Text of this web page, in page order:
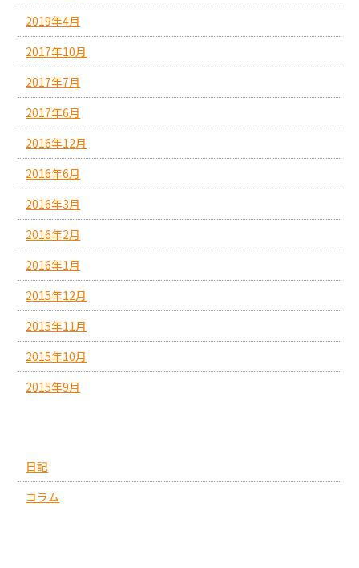
2019年4月
2017年10月
2017年7月
2017年6月
2016年12月
2016年6月
2016年3月
2016年2月
2016年1月
2015年12月
2015年11月
2015年10月
2015年9月
日記
コラム